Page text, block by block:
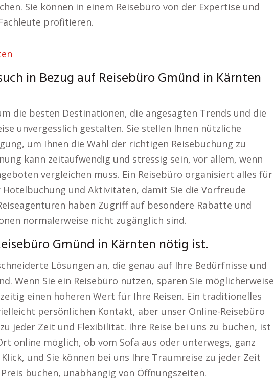
Sie können in einem Reisebüro von der Expertise und
profitieren.
in Bezug auf Reisebüro Gmünd in Kärnten
die besten Destinationen, die angesagten Trends und die
unvergesslich gestalten. Sie stellen Ihnen nützliche
um Ihnen die Wahl der richtigen Reisebuchung zu
kann zeitaufwendig und stressig sein, vor allem, wenn
vergleichen muss. Ein Reisebüro organisiert alles für
Hotelbuchung und Aktivitäten, damit Sie die Vorfreude
haben Zugriff auf besondere Rabatte und
normalerweise nicht zugänglich sind.
Gmünd in Kärnten nötig ist.
Lösungen an, die genau auf Ihre Bedürfnisse und
Wenn Sie ein Reisebüro nutzen, sparen Sie möglicherweise
einen höheren Wert für Ihre Reisen. Ein traditionelles
persönlichen Kontakt, aber unser Online-Reisebüro
jeder Zeit und Flexibilität. Ihre Reise bei uns zu buchen, ist
online möglich, ob vom Sofa aus oder unterwegs, ganz
und Sie können bei uns Ihre Traumreise zu jeder Zeit
buchen, unabhängig von Öffnungszeiten.